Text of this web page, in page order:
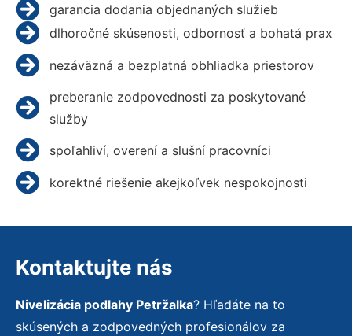
garancia dodania objednaných služieb
dlhoročné skúsenosti, odbornosť a bohatá prax
nezáväzná a bezplatná obhliadka priestorov
preberanie zodpovednosti za poskytované
služby
spoľahliví, overení a slušní pracovníci
korektné riešenie akejkoľvek nespokojnosti
Kontaktujte nás
Nivelizácia podlahy Petržalka? Hľadáte na to
skúsených a zodpovedných profesionálov za